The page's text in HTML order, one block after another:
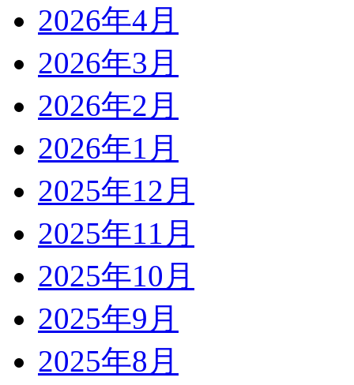
2026年4月
2026年3月
2026年2月
2026年1月
2025年12月
2025年11月
2025年10月
2025年9月
2025年8月